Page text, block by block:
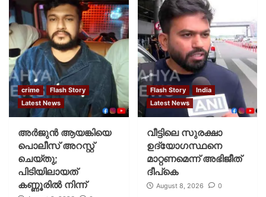
crime
Flash Story
Latest News
അർജുൻ ആയങ്കിയെ
പൊലീസ് അറസ്റ്റ്
ചെയ്‌തു;
പിടിയിലായത്
കണ്ണൂരിൽ നിന്ന്
Flash Story
India
Latest News
വീട്ടിലെ സുരക്ഷാ
ഉദ്യോഗസ്ഥനെ
മാറ്റണമെന്ന് അഭിജീത്
ദീപ്‌കെ
August 8, 2026 0